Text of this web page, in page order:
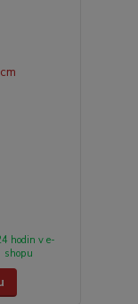
hodin v e-
shopu